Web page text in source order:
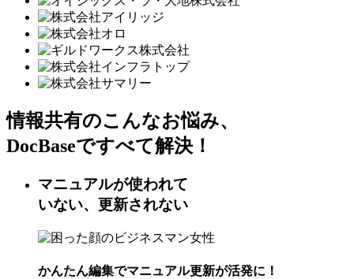
情報共有のこんなお悩み、
DocBaseですべて解決！
マニュアルが使われて
いない、更新されない
かんたん編集でマニュアル更新が活発に！